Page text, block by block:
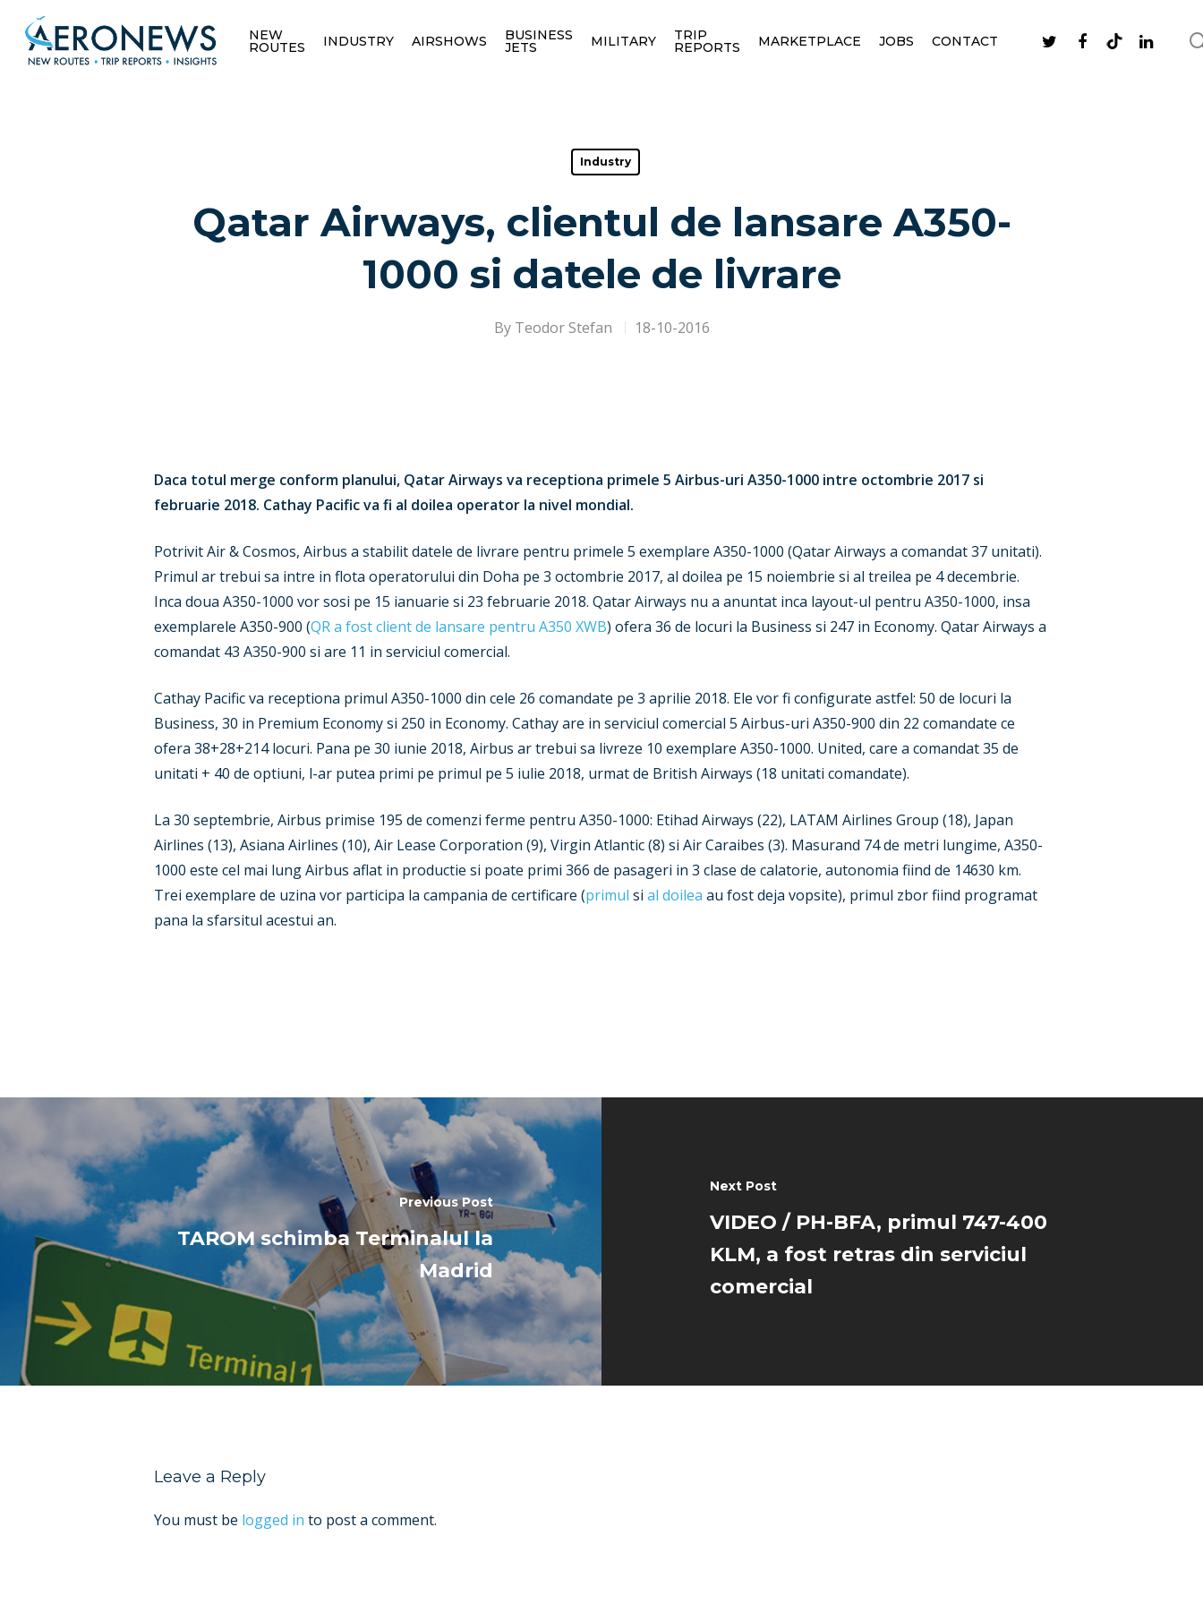
NEW
ROUTES INDUSTRY AIRSHOWS BUSINESS
JETS MILITARY TRIP
REPORTS MARKETPLACE JOBS CONTACT
Industry
Qatar Airways, clientul de lansare A350-
1000 si datele de livrare
By Teodor Stefan 18-10-2016
Daca totul merge conform planului, Qatar Airways va receptiona primele 5 Airbus-uri A350-1000 intre octombrie 2017 si
februarie 2018. Cathay Pacific va fi al doilea operator la nivel mondial.
Potrivit Air & Cosmos, Airbus a stabilit datele de livrare pentru primele 5 exemplare A350-1000 (Qatar Airways a comandat 37 unitati).
Primul ar trebui sa intre in flota operatorului din Doha pe 3 octombrie 2017, al doilea pe 15 noiembrie si al treilea pe 4 decembrie.
Inca doua A350-1000 vor sosi pe 15 ianuarie si 23 februarie 2018. Qatar Airways nu a anuntat inca layout-ul pentru A350-1000, insa
exemplarele A350-900 (QR a fost client de lansare pentru A350 XWB) ofera 36 de locuri la Business si 247 in Economy. Qatar Airways a
comandat 43 A350-900 si are 11 in serviciul comercial.
Cathay Pacific va receptiona primul A350-1000 din cele 26 comandate pe 3 aprilie 2018. Ele vor fi configurate astfel: 50 de locuri la
Business, 30 in Premium Economy si 250 in Economy. Cathay are in serviciul comercial 5 Airbus-uri A350-900 din 22 comandate ce
ofera 38+28+214 locuri. Pana pe 30 iunie 2018, Airbus ar trebui sa livreze 10 exemplare A350-1000. United, care a comandat 35 de
unitati + 40 de optiuni, l-ar putea primi pe primul pe 5 iulie 2018, urmat de British Airways (18 unitati comandate).
La 30 septembrie, Airbus primise 195 de comenzi ferme pentru A350-1000: Etihad Airways (22), LATAM Airlines Group (18), Japan
Airlines (13), Asiana Airlines (10), Air Lease Corporation (9), Virgin Atlantic (8) si Air Caraibes (3). Masurand 74 de metri lungime, A350-
1000 este cel mai lung Airbus aflat in productie si poate primi 366 de pasageri in 3 clase de calatorie, autonomia fiind de 14630 km.
Trei exemplare de uzina vor participa la campania de certificare (primul si al doilea au fost deja vopsite), primul zbor fiind programat
pana la sfarsitul acestui an.
Previous Post
TAROM schimba Terminalul la
Madrid
Next Post
VIDEO / PH-BFA, primul 747-400
KLM, a fost retras din serviciul
comercial
Leave a Reply
You must be logged in to post a comment.